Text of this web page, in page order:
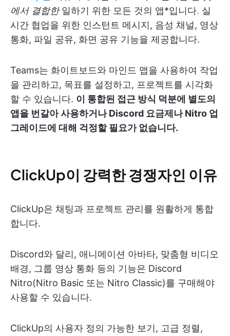
에서 결합한일하기 위한 모든 것의 앱*입니다. 실
시간 협업을 위한 인스턴트 메시지, 음성 채널, 영상
통화, 파일 공유, 화면 공유 기능을 제공합니다.
Teams는 화이트보드와 마인드 맵을 사용하여 작업
을 관리하고, 목표를 설정하고, 프로젝트를 시각화
할 수 있습니다. 이 통합된 접근 방식 덕분에 별도의
앱을 번갈아 사용하거나 Discord 요금제나 Nitro 업
그레이드에 대해 걱정할 필요가 없습니다.
ClickUp이 강력한 경쟁자인 이유
ClickUp은 채팅과 프로젝트 관리를 원활하게 통합
합니다.
Discord와 달리, 애니메이션 아바타, 맞춤형 비디오
배경, 그룹 영상 통화 등의 기능은 Discord
Nitro(Nitro Basic 또는 Nitro Classic)를 구매해야
사용할 수 있습니다.
ClickUp의 사용자 정의 가능한 보기, 고급 정렬,